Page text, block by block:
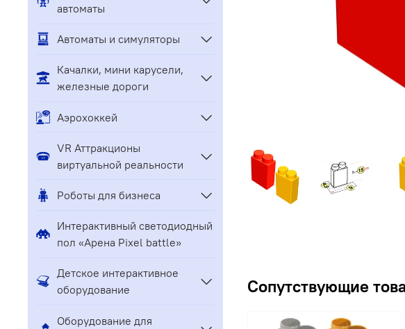
Сопутствующие
автоматы
Автоматы и симуляторы
Качалки, мини карусели,
железные дороги
Аэрохоккей
VR Аттракционы
виртуальной реальности
Роботы для бизнеса
Интерактивный светодиодный
пол «Арена Pixel battle»
Детское интерактивное
оборудование
Оборудование для